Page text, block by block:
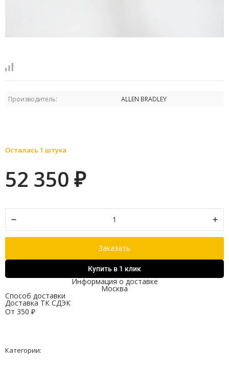
Производитель: ALLEN BRADLEY
Осталась 1 штука
52 350 ₽
Заказать
Купить в 1 клик
Информация о доставке
Москва
Способ доставки
Доставка ТК СДЭК
От 350 ₽
Категории: